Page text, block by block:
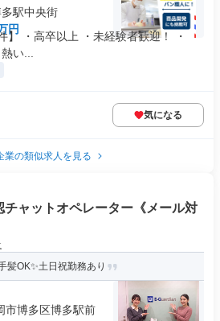
駅中央街
円
】 ・高卒以上 ・未経験者歓迎！ ・
い...
気になる
業の類似求人を見る
チャットオペレーター《メール対
髪OK✨土日祝勤務あり
市博多区博多駅前